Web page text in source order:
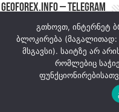
GeoForex.info – Telegram
Telegram არხი
გთხოვთ, ინტერნეტ
ბლოკირება (მაგალითად:
მსგავსი). საიტზე არ
რომლებიც